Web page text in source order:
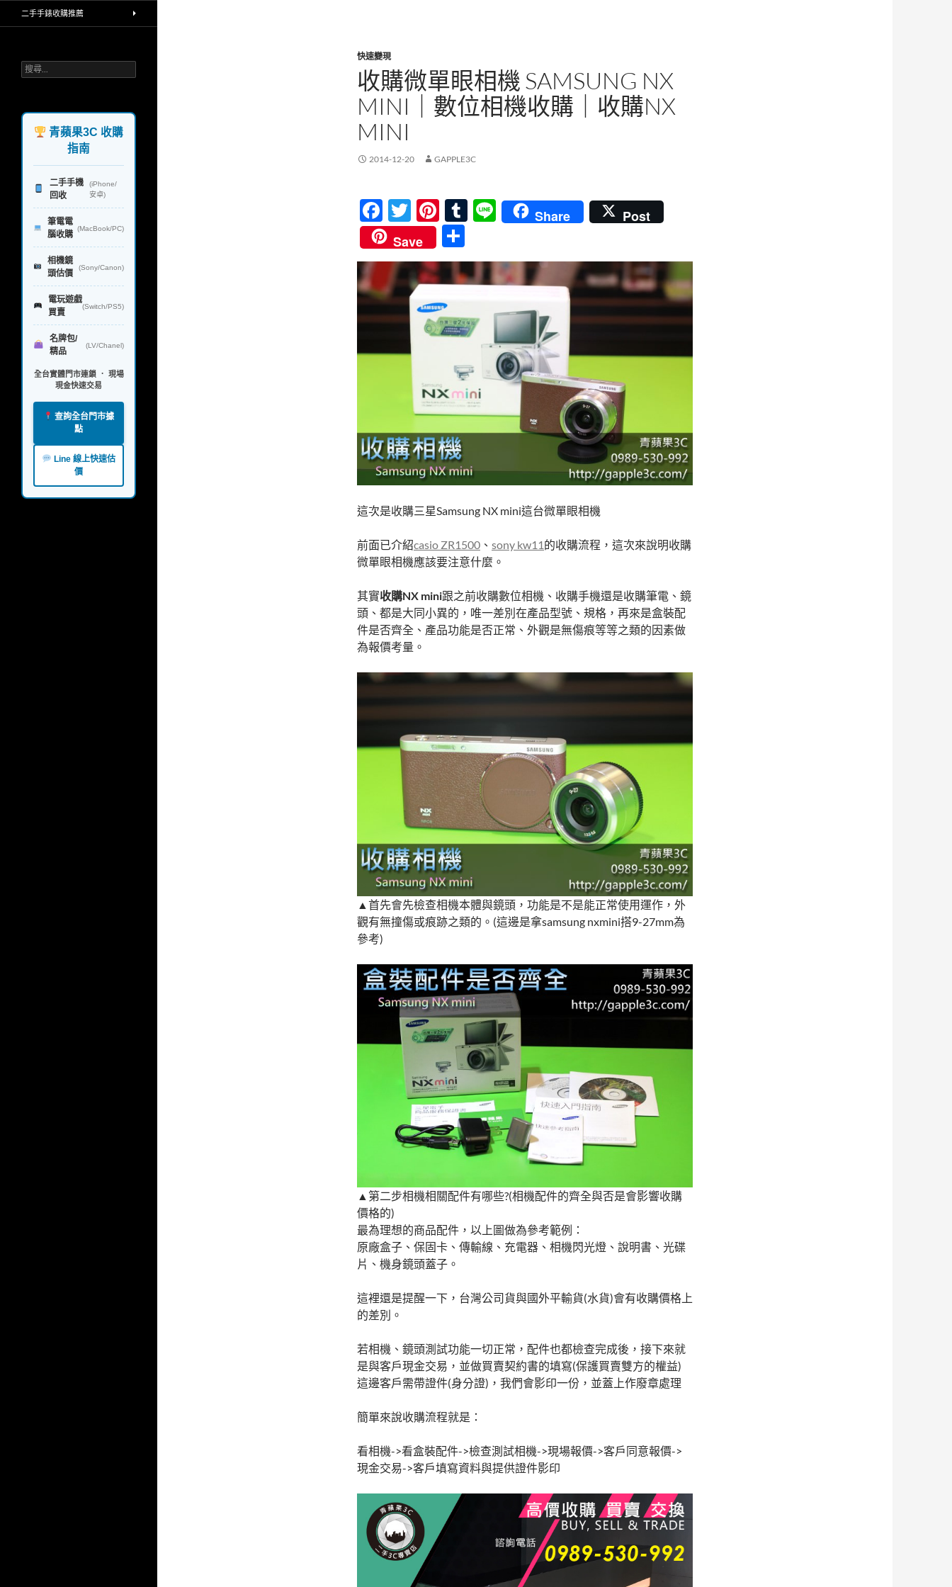
快速變現
收購微單眼相機 SAMSUNG NX
MINI｜數位相機收購｜收購NX
MINI
2014-12-20 GAPPLE3C
F
ac
e
b
o
o
k
T
w
itt
er
Pi
nt
er
es
t
T
m
bl
Li
n
e
Share
Post
Save
享
這次是收購三星Samsung NX mini這台微單眼相機
前面已介紹casio ZR1500 、 sony kw11的收購流程，這次來說明收購
微單眼相機應該要注意什麼。
其實收購NX mini跟之前收購數位相機、收購手機還是收購筆電、鏡
頭、都是大同小異的，唯一差別在產品型號、規格，再來是盒裝配
件是否齊全、產品功能是否正常、外觀是無傷痕等等之類的因素做
為報價考量。
▲首先會先檢查相機本體與鏡頭，功能是不是能正常使用運作，外
觀有無撞傷或痕跡之類的。(這邊是拿samsung nxmini搭9-27mm為
參考)
▲第二步相機相關配件有哪些?(相機配件的齊全與否是會影響收購
價格的)
最為理想的商品配件，以上圖做為參考範例：
原廠盒子、保固卡、傳輸線、充電器、相機閃光燈、說明書、光碟
片、機身鏡頭蓋子。
這裡還是提醒一下，台灣公司貨與國外平輸貨(水貨)會有收購價格上
的差別。
若相機、鏡頭測試功能一切正常，配件也都檢查完成後，接下來就
是與客戶現金交易，並做買賣契約書的填寫(保護買賣雙方的權益)
這邊客戶需帶證件(身分證)，我們會影印一份，並蓋上作廢章處理
簡單來說收購流程就是：
看相機->看盒裝配件->檢查測試相機->現場報價->客戶同意報價->
現金交易->客戶填寫資料與提供證件影印
環保理念，回收再利用，不製造汙染
錶 禮券 rimowa行李箱 精品，台北 台
二手手錶收購推薦
搜
尋
字:
青蘋果3C 收購
指南
二手手機
回收
(iPhone/
安卓)
筆電電
腦收購
(MacBook/PC)
相機鏡
頭估價
(Sony/Canon)
電玩遊戲
買賣
(Switch/PS5)
名牌包/
精品
(LV/Chanel)
全台實體門市連鎖 ． 現場
現金快速交易
查詢全台門市據
點
Line 線上快速估
價